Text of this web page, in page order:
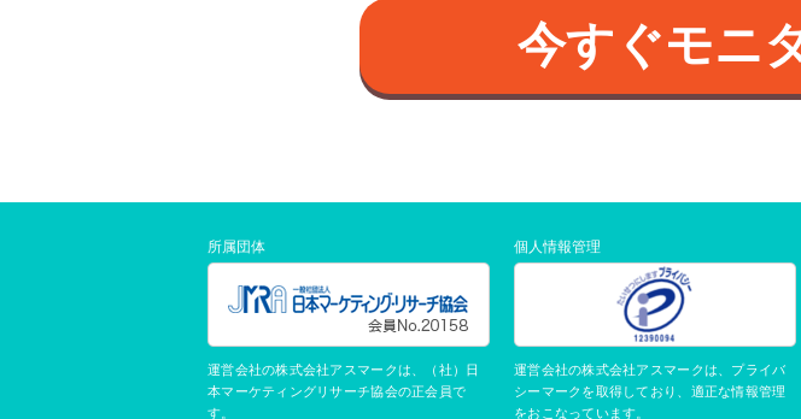
今すぐモニ
所属団体
運営会社の株式会社アスマークは、（社）日
本マーケティングリサーチ協会の正会員で
す。
個人情報管理
運営会社の株式会社アスマークは、プライバ
シーマークを取得しており、適正な情報管理
をおこなっています。